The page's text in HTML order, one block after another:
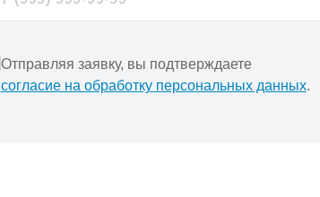
Отправляя заявку, вы подтверждаете
согласие на обработку персональных данных.